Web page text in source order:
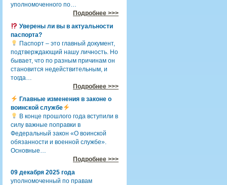
уполномоченного по…
Подробнее >>>
Уверены ли вы в актуальности
паспорта?
Паспорт – это главный документ,
подтверждающий нашу личность. Но
бывает, что по разным причинам он
становится недействительным, и
тогда…
Подробнее >>>
Главные изменения в законе о
воинской службе
В конце прошлого года вступили в
силу важные поправки в
Федеральный закон «О воинской
обязанности и военной службе».
Основные…
Подробнее >>>
09 декабря 2025 года
уполномоченный по правам